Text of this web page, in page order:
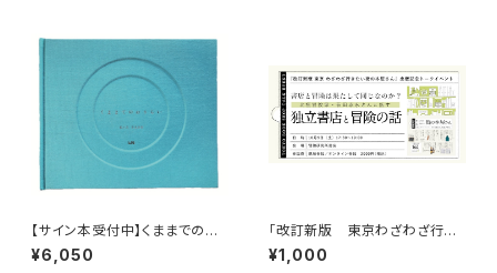
【サイン本受付中】くままでのお
さらい〈特装新版〉
¥6,050
「改訂新版 東京わざわざ行き
たい街の本屋さん」出版記念ト
ークイベント録画視聴権
¥1,000